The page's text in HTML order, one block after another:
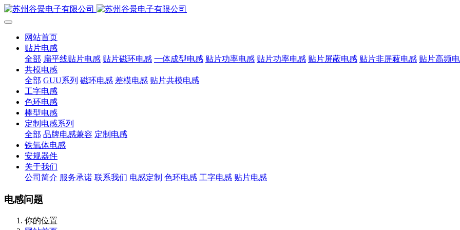
网站首页
贴片电感
全部 扁平线贴片电感 贴片磁环电感 一体成型电感 贴片功率电感 贴片功率电感 贴片屏蔽电感 贴片非屏蔽电感 贴片高频
共模电感
全部 GUU系列 磁环电感 差模电感 贴片共模电感
工字电感
色环电感
棒型电感
定制电感系列
全部 品牌电感兼容 定制电感
铁氧体电感
安规器件
关于我们
公司简介 服务承诺 联系我们 电感定制 色环电感 工字电感 贴片电感
电感问题
你的位置